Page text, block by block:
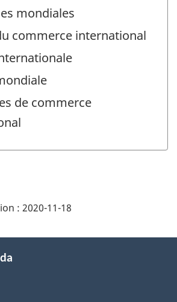
mondiales
commerce international
de commerce
: 2020-11-18